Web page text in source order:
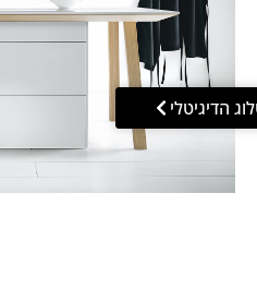
הדיגיטלי